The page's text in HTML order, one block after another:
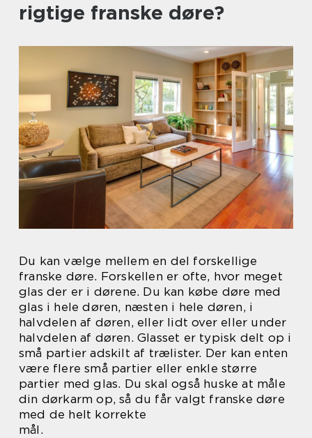
rigtige franske døre?
Du kan vælge mellem en del forskellige
franske døre. Forskellen er ofte, hvor meget
glas der er i dørene. Du kan købe døre med
glas i hele døren, næsten i hele døren, i
halvdelen af døren, eller lidt over eller under
halvdelen af døren. Glasset er typisk delt op i
små partier adskilt af trælister. Der kan enten
være flere små partier eller enkle større
partier med glas. Du skal også huske at måle
din dørkarm op, så du får valgt franske døre
med de helt korrekte
mål.